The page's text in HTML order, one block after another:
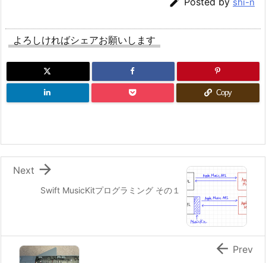
よろしければシェアお願いします
Copy
Swift MusicKitプログラミング その１

Next
 Prev